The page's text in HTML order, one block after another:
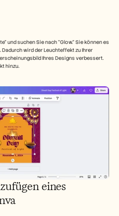
und suchen Sie nach "Glow." Sie können es
Dadurch wird der Leuchteffekt zu Ihrer
Ihres Designs verbessert.
hinzu.
eines